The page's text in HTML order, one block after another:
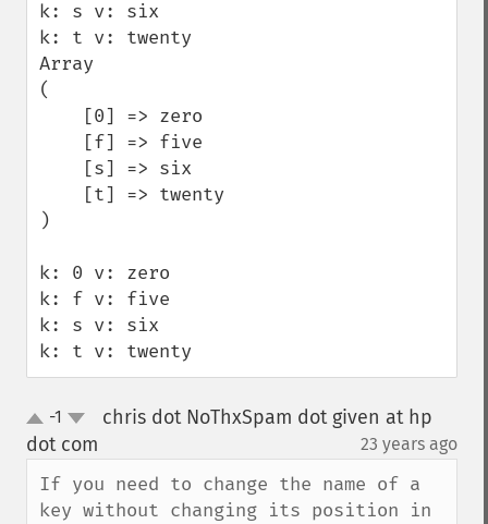
k: s v: six
k: t v: twenty
Array
(
)
k: 0 v: zero
k: f v: five
k: s v: six
k: t v: twenty
up
down
-1
chris dot NoThxSpam dot given at hp
dot com
23 years ago
If you need to change the name of a
key without changing its position in